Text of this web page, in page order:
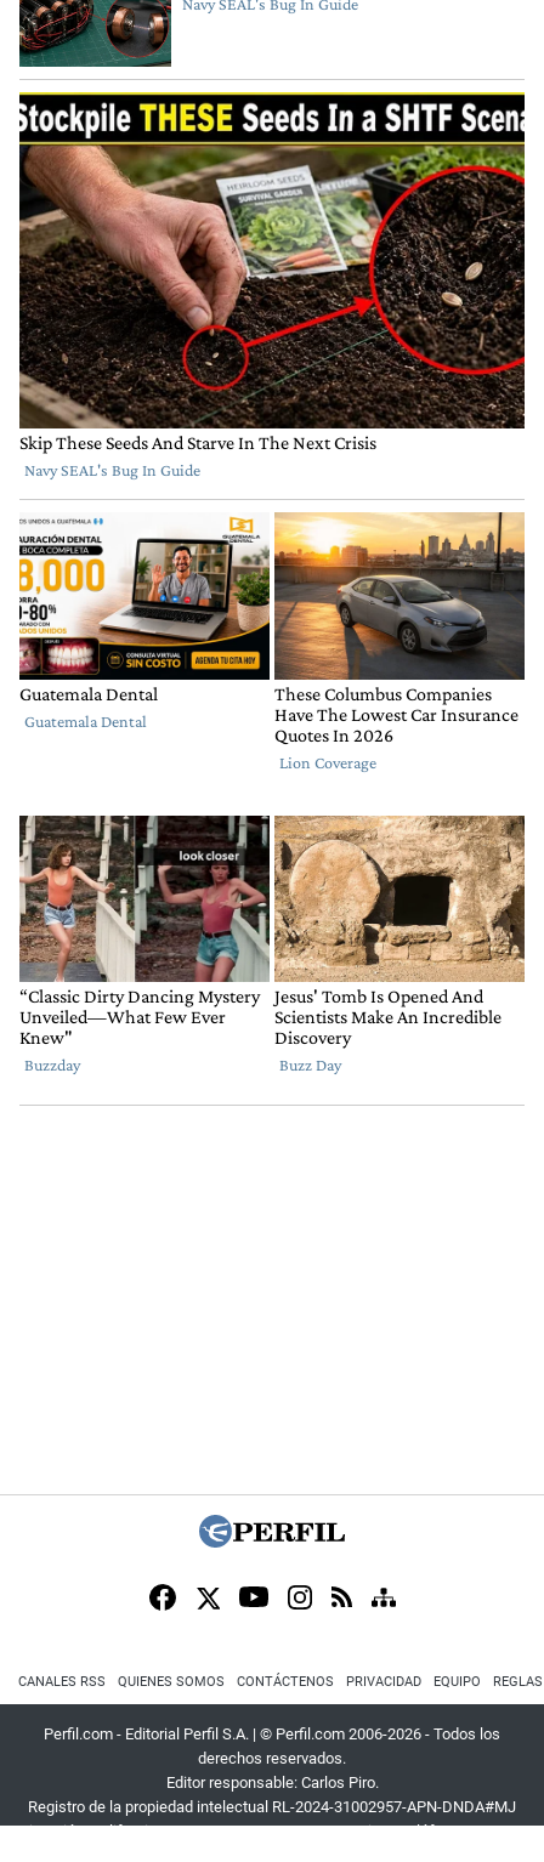
CANALES RSS QUIENES SOMOS CONTÁCTENOS PRIVACIDAD EQUIPO
Perfil.com - Editorial Perfil S.A. | © Perfil.com 2006-2026 - Todos los
derechos reservados.
Editor responsable: Carlos Piro.
Registro de la propiedad intelectual RL-2024-31002957-APN-DNDA#MJ
Dirección:California 2715,C1289ABI,CABA, Argentina| Teléfono:+54 9 11